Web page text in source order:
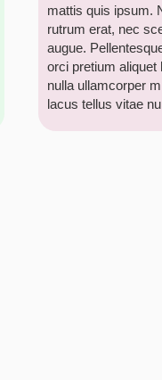
mattis quis ipsum.
rutrum erat, nec
augue.
orci pretium aliquet
nulla ullamcorper
lacus tellus vitae